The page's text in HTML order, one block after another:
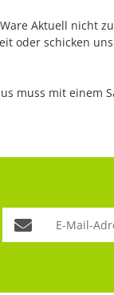
Aktuell nicht
oder schicken
mit einem